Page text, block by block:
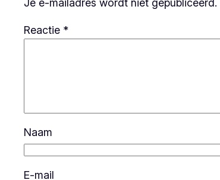
Je e-mailadres wordt niet gepubliceerd.
Reactie *
Naam
E-mail